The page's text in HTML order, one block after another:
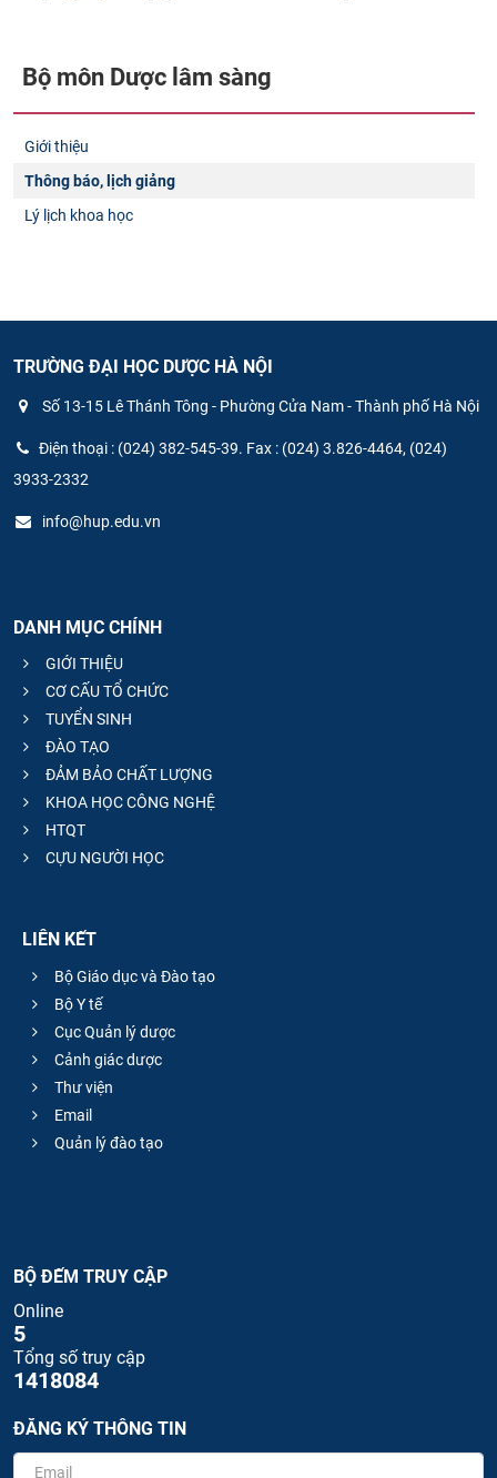
Bộ môn Dược lâm sàng
Giới thiệu
Thông báo, lịch giảng
Lý lịch khoa học
TRƯỜNG ĐẠI HỌC DƯỢC HÀ NỘI
Số 13-15 Lê Thánh Tông - Phường Cửa Nam - Thành phố Hà Nội
Điện thoại : (024) 382-545-39. Fax : (024) 3.826-4464, (024)
3933-2332
info@hup.edu.vn
DANH MỤC CHÍNH
GIỚI THIỆU
CƠ CẤU TỔ CHỨC
TUYỂN SINH
ĐÀO TẠO
ĐẢM BẢO CHẤT LƯỢNG
KHOA HỌC CÔNG NGHỆ
HTQT
CỰU NGƯỜI HỌC
LIÊN KẾT
Bộ Giáo dục và Đào tạo
Bộ Y tế
Cục Quản lý dược
Cảnh giác dược
Thư viện
Email
Quản lý đào tạo
BỘ ĐẾM TRUY CẬP
Online
5
Tổng số truy cập
1418084
ĐĂNG KÝ THÔNG TIN